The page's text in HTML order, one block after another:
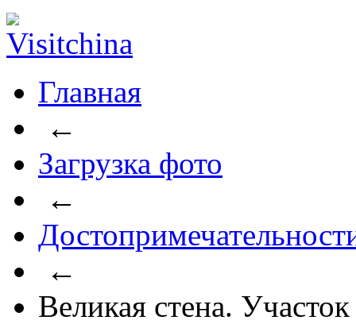
Главная
←
Загрузка фото
←
←
Великая стена.